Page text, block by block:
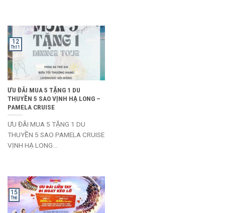
ƯU ĐÃI MUA 5 TẶNG 1 DU
THUYỀN 5 SAO VỊNH HẠ LONG –
PAMELA CRUISE
ƯU ĐÃI MUA 5 TẶNG 1 DU
THUYỀN 5 SAO PAMELA CRUISE
VỊNH HẠ LONG...
12
Th11
15
Th6